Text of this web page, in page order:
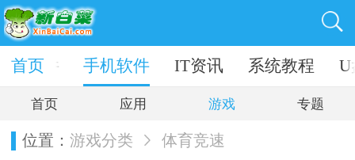
脑软件 手机软件 IT资讯 系统教程 U
首页
首页 应用 游戏 专题
位置： 游戏分类 体育竞速